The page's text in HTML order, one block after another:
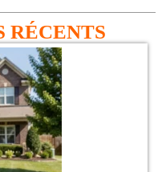
RÉCENTS